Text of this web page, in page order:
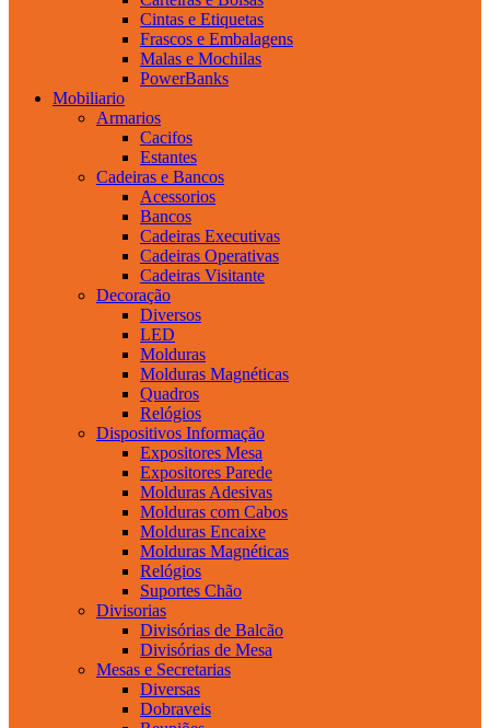
Cintas e Etiquetas
Frascos e Embalagens
Malas e Mochilas
PowerBanks
Mobiliario
Armarios
Cacifos
Estantes
Cadeiras e Bancos
Acessorios
Bancos
Cadeiras Executivas
Cadeiras Operativas
Cadeiras Visitante
Decoração
Diversos
LED
Molduras
Molduras Magnéticas
Quadros
Relógios
Dispositivos Informação
Expositores Mesa
Expositores Parede
Molduras Adesivas
Molduras com Cabos
Molduras Encaixe
Molduras Magnéticas
Relógios
Suportes Chão
Divisorias
Divisórias de Balcão
Divisórias de Mesa
Mesas e Secretarias
Diversas
Dobraveis